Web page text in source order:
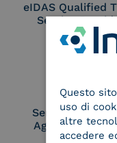
eIDAS Qualified
Service
Service
Aggregatore
Questo
uso di
altre
accedere